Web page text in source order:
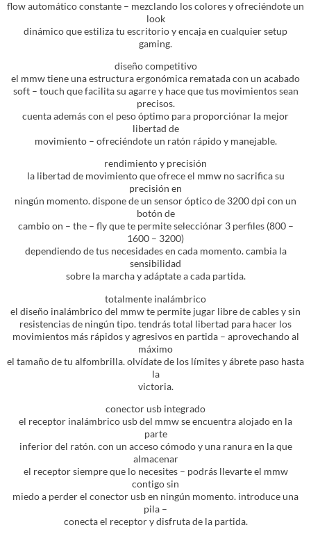
flow automático constante – mezclando los colores y ofreciéndote un
look
dinámico que estiliza tu escritorio y encaja en cualquier setup
gaming.
diseño competitivo
el mmw tiene una estructura ergonómica rematada con un acabado
soft – touch que facilita su agarre y hace que tus movimientos sean
precisos.
cuenta además con el peso óptimo para proporciónar la mejor
libertad de
movimiento – ofreciéndote un ratón rápido y manejable.
rendimiento y precisión
la libertad de movimiento que ofrece el mmw no sacrifica su
precisión en
ningún momento. dispone de un sensor óptico de 3200 dpi con un
botón de
cambio on – the – fly que te permite selecciónar 3 perfiles (800 –
1600 – 3200)
dependiendo de tus necesidades en cada momento. cambia la
sensibilidad
sobre la marcha y adáptate a cada partida.
totalmente inalámbrico
el diseño inalámbrico del mmw te permite jugar libre de cables y sin
resistencias de ningún tipo. tendrás total libertad para hacer los
movimientos más rápidos y agresivos en partida – aprovechando al
máximo
el tamaño de tu alfombrilla. olvídate de los límites y ábrete paso hasta
la
victoria.
conector usb integrado
el receptor inalámbrico usb del mmw se encuentra alojado en la
parte
inferior del ratón. con un acceso cómodo y una ranura en la que
almacenar
el receptor siempre que lo necesites – podrás llevarte el mmw
contigo sin
miedo a perder el conector usb en ningún momento. introduce una
pila –
conecta el receptor y disfruta de la partida.